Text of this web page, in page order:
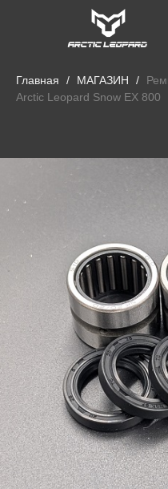
Главная МАГАЗИН
Arctic Leopard Snow EX 800